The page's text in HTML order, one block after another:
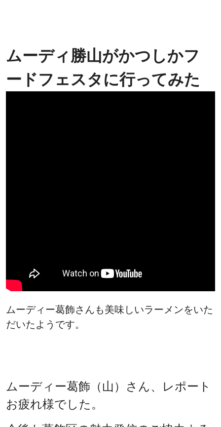
ムーディ勝山がかつしかフ
ードフェスタに行ってみた
ムーディー葛飾さんも美味しいラーメンをいた
だいたようです。
ムーディー葛飾（山）さん、レポート
お疲れ様でした。